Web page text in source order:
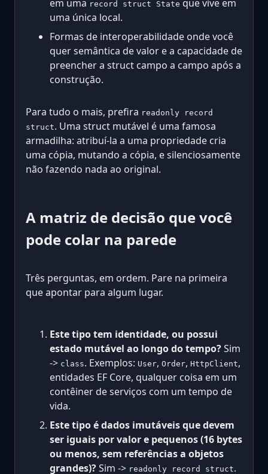
em uma record struct State que vive em
uma única local.
Formas de interoperabilidade onde você
quer semântica de valor e a capacidade de
preencher a struct campo a campo após a
construção.
Para tudo o mais, prefira readonly record
struct. Uma struct mutável é uma famosa
armadilha: atribuí-la a uma propriedade cria
uma cópia, mutando a cópia, e silenciosamente
não fazendo nada ao original.
A matriz de decisão que você
pode colar na parede
Três perguntas, em ordem. Pare na primeira
que apontar para algum lugar.
Este tipo tem identidade, ou possui
estado mutável ao longo do tempo?Sim
-> class. Exemplos: User, Order, HttpClient,
entidades EF Core, qualquer coisa em um
contêiner de serviços com um tempo de
vida.
Este tipo é dados imutáveis que devem
ser iguais por valor e pequenos (16 bytes
ou menos, sem referências a objetos
grandes)?Sim -> readonly record struct.